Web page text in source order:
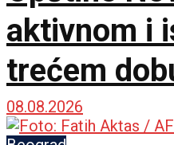
aktivnom i
trećem
08.08.2026